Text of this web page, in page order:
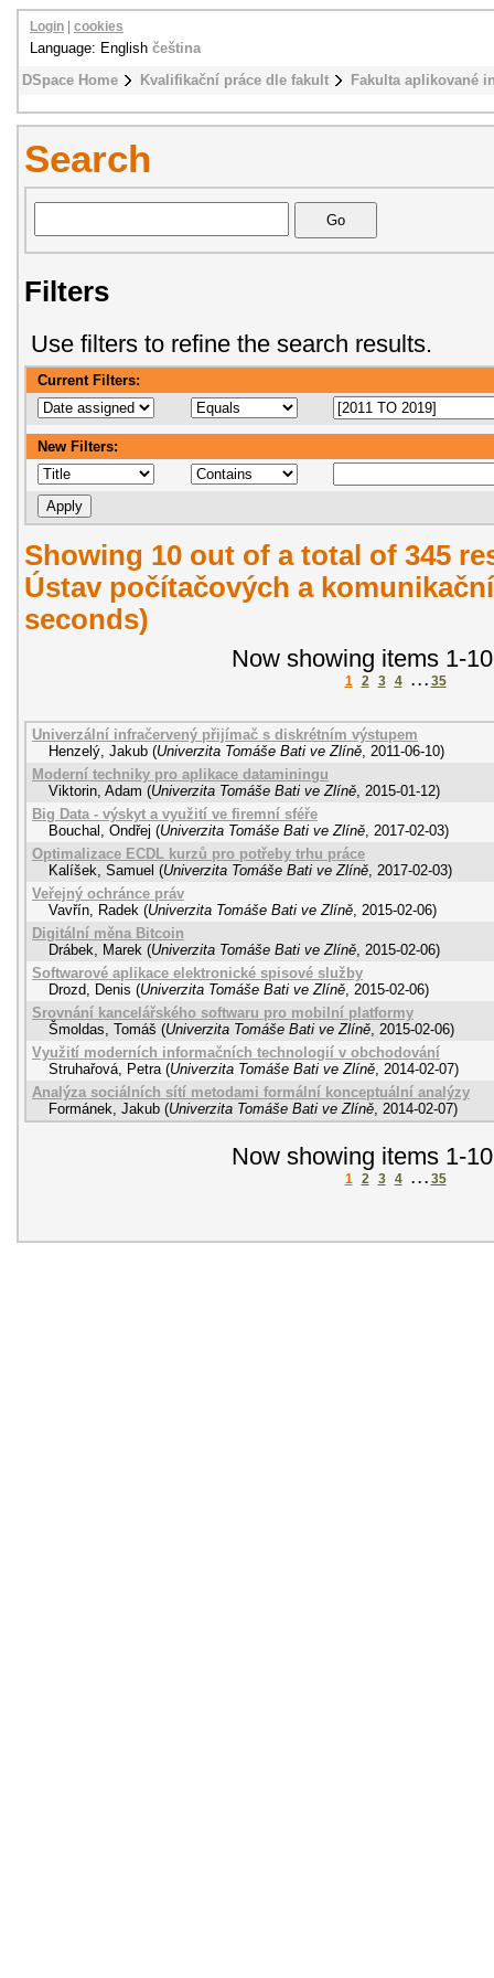
DSpace Home Kvalifikační práce dle fakult Fakulta aplikované
Login cookies
Language: English čeština
Search
Filters
Use filters to refine the search results.
Current Filters:
New Filters:
Showing 10 out of a total of 345
Ústav počítačových a
seconds)
Now showing items 1-
1 2 3 4 . . . 35
Univerzální infračervený přijímač s diskrétním výstupem
Henzelý, Jakub (Univerzita Tomáše Bati ve Zlíně 2011-06-10)
Moderní techniky pro aplikace dataminingu
Viktorin, Adam (Univerzita Tomáše Bati ve Zlíně 2015-01-12)
Big Data - výskyt a využití ve firemní sféře
Bouchal, Ondřej (Univerzita Tomáše Bati ve Zlíně 2017-02-03)
Optimalizace ECDL kurzů pro potřeby trhu práce
Kalíšek, Samuel (Univerzita Tomáše Bati ve Zlíně 2017-02-03)
Veřejný ochránce práv
Vavřín, Radek (Univerzita Tomáše Bati ve Zlíně 2015-02-06)
Digitální měna Bitcoin
Drábek, Marek (Univerzita Tomáše Bati ve Zlíně 2015-02-06)
Softwarové aplikace elektronické spisové služby
Drozd, Denis (Univerzita Tomáše Bati ve Zlíně 2015-02-06)
Srovnání kancelářského softwaru pro mobilní platformy
Šmoldas, Tomáš (Univerzita Tomáše Bati ve Zlíně 2015-02-06)
Využití moderních informačních technologií v obchodování
Struhařová, Petra (Univerzita Tomáše Bati ve Zlíně 2014-02-07)
Analýza sociálních sítí metodami formální konceptuální analýzy
Formánek, Jakub (Univerzita Tomáše Bati ve Zlíně 2014-02-07)
Now showing items 1-
1 2 3 4 . . . 35